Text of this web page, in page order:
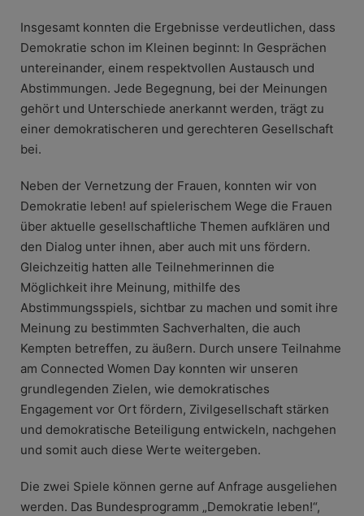
Insgesamt konnten die Ergebnisse verdeutlichen, dass
Demokratie schon im Kleinen beginnt: In Gesprächen
untereinander, einem respektvollen Austausch und
Abstimmungen. Jede Begegnung, bei der Meinungen
gehört und Unterschiede anerkannt werden, trägt zu
einer demokratischeren und gerechteren Gesellschaft
bei.
Neben der Vernetzung der Frauen, konnten wir von
Demokratie leben! auf spielerischem Wege die Frauen
über aktuelle gesellschaftliche Themen aufklären und
den Dialog unter ihnen, aber auch mit uns fördern.
Gleichzeitig hatten alle Teilnehmerinnen die
Möglichkeit ihre Meinung, mithilfe des
Abstimmungsspiels, sichtbar zu machen und somit ihre
Meinung zu bestimmten Sachverhalten, die auch
Kempten betreffen, zu äußern. Durch unsere Teilnahme
am Connected Women Day konnten wir unseren
grundlegenden Zielen, wie demokratisches
Engagement vor Ort fördern, Zivilgesellschaft stärken
und demokratische Beteiligung entwickeln, nachgehen
und somit auch diese Werte weitergeben.
Die zwei Spiele können gerne auf Anfrage ausgeliehen
werden. Das Bundesprogramm „Demokratie leben!“,